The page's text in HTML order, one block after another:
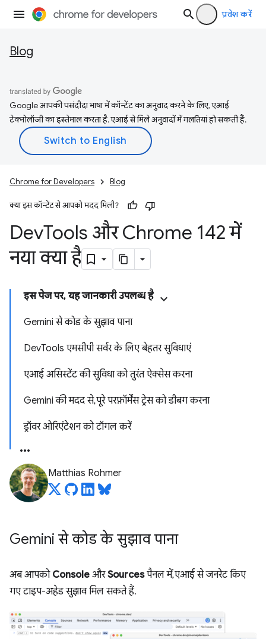
प्रवेश करें
Blog
Google आपकी पसंदीदा भाषा में कॉन्टेंट का अनुवाद करने के लिए, एआई
टेक्नोलॉजी का इस्तेमाल करता है. एआई से मिले अनुवादों में गलतियां हो सकती हैं.
Chrome for Developers Blog
क्या इस कॉन्टेंट से आपको मदद मिली?
DevTools और Chrome 142 में
नया क्या है
इस पेज पर, यह जानकारी उपलब्ध है
Gemini से कोड के सुझाव पाना
DevTools एमसीपी सर्वर के लिए बेहतर सुविधाएं
एआई असिस्टेंट की सुविधा को तुरंत ऐक्सेस करना
Gemini की मदद से, पूरे परफ़ॉर्मेंस ट्रेस को डीबग करना
ड्रॉवर ओरिएंटेशन को टॉगल करें
Matthias Rohmer
Gemini से कोड के सुझाव पाना
अब आपको Console औरSourcesपैनल में, एआई से जनरेट किए
गए टाइप-अहेड सुझाव मिल सकते हैं.